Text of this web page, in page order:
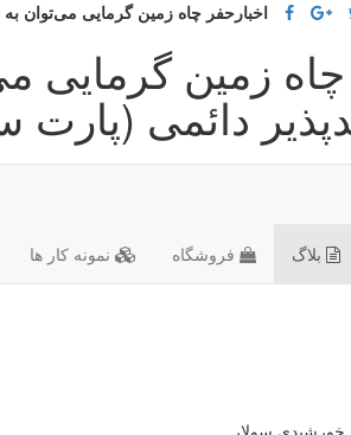
اخبارحفر چاه زمین گرمایی می‌توان
زمین گرمایی
دائمی
نمونه کار ها فروشگاه بلاگ